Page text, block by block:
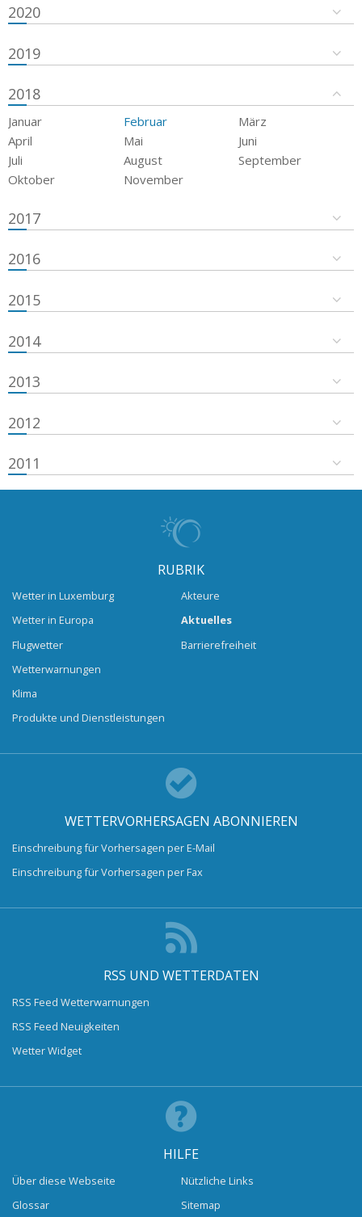
2020
2019
2018
Januar Februar
März
April
Mai
Juni
Juli
August
September
Oktober
November
2017
2016
2015
2014
2013
2012
2011
RUBRIK
Wetter in Luxemburg
Wetter in Europa
Flugwetter
Wetterwarnungen
Klima
Produkte und Dienstleistungen
Akteure
Aktuelles
Barrierefreiheit
WETTERVORHERSAGEN ABONNIEREN
Einschreibung für Vorhersagen per E-Mail
Einschreibung für Vorhersagen per Fax
RSS UND WETTERDATEN
RSS Feed Wetterwarnungen
RSS Feed Neuigkeiten
Wetter Widget
HILFE
Über diese Webseite
Glossar
Nützliche Links
Sitemap